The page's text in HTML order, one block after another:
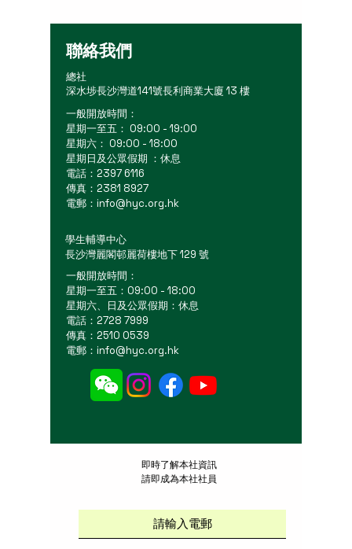
聯絡我們
總社
深水埗長沙灣道141號長利商業大廈 13 樓
一般開放時間：
星期一至五： 09:00 - 19:00
星期六： 09:00 - 18:00
星期日及公眾假期 ：休息
電話：2397 6116
傳真：2381 8927
電郵： info@hyc.org.hk
學生輔導中心
長沙灣麗閣邨麗荷樓地下 129 號
一般開放時間：
星期一至五：09:00 - 18:00
星期六、日及公眾假期：休息
電話：2728 7999
傳真：2510 0539
電郵： info@hyc.org.hk
​即時了解本社資訊
請即成為本社社員